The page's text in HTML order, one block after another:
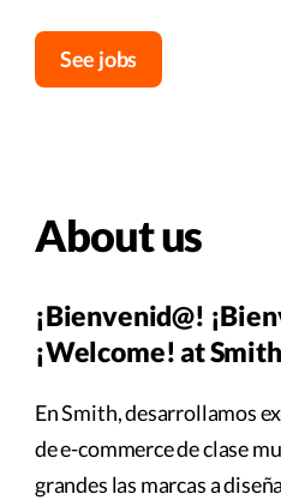
See jobs
About us
¡Bienvenid@!
¡Welcome! at
En Smith, desarrollamos
de e-commerce de clase
grandes las marcas a